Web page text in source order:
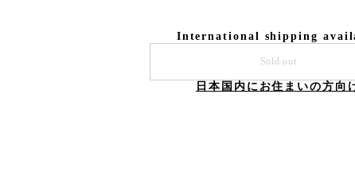
International shipping
Sold out
日本国内にお住まいの方向